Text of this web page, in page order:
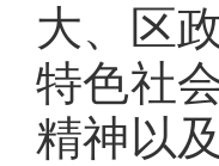
大、区
特色社
精神以